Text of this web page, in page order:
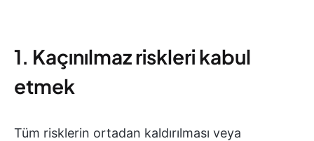
1. Kaçınılmaz riskleri kabul
etmek
Tüm risklerin ortadan kaldırılması veya